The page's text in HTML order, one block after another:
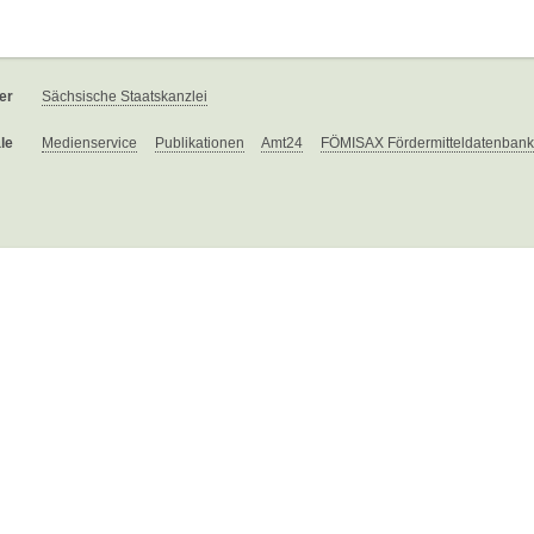
Sächsische Staatskanzlei
Medienservice Publikationen Amt24 FÖMISAX Fördermitteldatenbank